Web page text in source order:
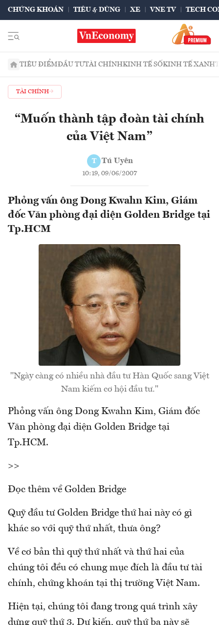
CHỨNG KHOÁN TIÊU & DÙNG XE VNE TV TECH
TIÊU ĐIỂMĐẦU TƯTÀI CHÍNHKINH TẾ SỐKINH TẾ XANH
TÀI CHÍNH
“Muốn thành tập đoàn tài chính
của Việt Nam”
T Tú Uyên
10:19, 09/06/2007
Phỏng vấn ông Dong Kwahn Kim, Giám
đốc Văn phòng đại diện Golden Bridge tại
Tp.HCM
"Ngày càng có nhiều nhà đầu tư Hàn Quốc sang Việt
Nam kiếm cơ hội đầu tư."
Phỏng vấn ông Dong Kwahn Kim, Giám đốc
Văn phòng đại diện Golden Bridge tại
Tp.HCM.
>>
Đọc thêm về Golden Bridge
Quỹ đầu tư Golden Bridge thứ hai này có gì
khác so với quỹ thứ nhất, thưa ông?
Về cơ bản thì quỹ thứ nhất và thứ hai của
chúng tôi đều có chung mục đích là đầu tư tài
chính, chứng khoán tại thị trường Việt Nam.
Hiện tại, chúng tôi đang trong quá trình xây
dựng quỹ thứ 3. Dự kiến, quỹ thứ ba này sẽ